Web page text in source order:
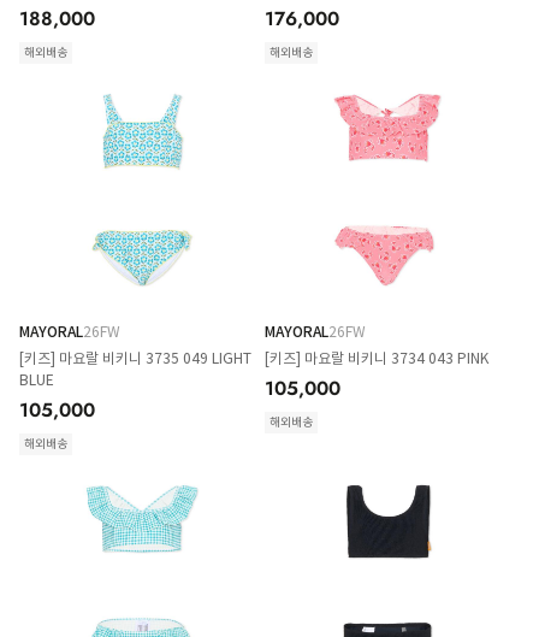
188,000
해외배송
176,000
해외배송
MAYORAL26FW
[키즈] 마요랄 비키니 3735 049 LIGHT
BLUE
105,000
해외배송
MAYORAL26FW
[키즈] 마요랄 비키니 3734 043 PINK
105,000
해외배송